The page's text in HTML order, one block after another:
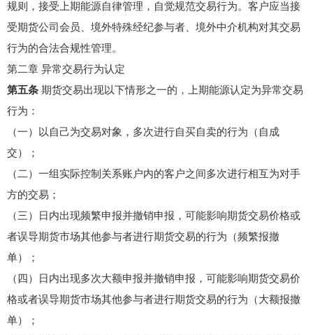
规则，接受上期能源自律管理，自觉规范交易行为。客户应当接
受期货公司会员、境外特殊经纪参与者、境外中介机构对其交易
行为的合法合规性管理。
第二章 异常交易行为认定
第五条 期货交易出现以下情形之一的，上期能源认定为异常交易
行为：
（一）以自己为交易对象，多次进行自买自卖的行为（自成
交）；
（二）一组实际控制关系账户内的客户之间多次进行相互为对手
方的交易；
（三）日内出现频繁申报并撤销申报，可能影响期货交易价格或
者误导期货市场其他参与者进行期货交易的行为（频繁报撤
单）；
（四）日内出现多次大额申报并撤销申报，可能影响期货交易价
格或者误导期货市场其他参与者进行期货交易的行为（大额报撤
单）；